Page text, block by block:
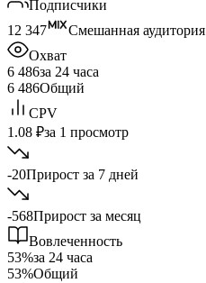
Подписчики
12 347
Смешанная аудитория
Охват
6 486за 24 часа
6 486Общий
CPV
1.08 ₽за 1 просмотр
-20Прирост за 7 дней
-568Прирост за месяц
Вовлеченность
53%за 24 часа
53%Общий